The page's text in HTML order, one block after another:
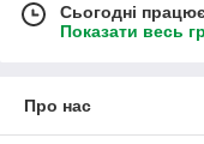
Сьогодні
Показати весь
Про нас